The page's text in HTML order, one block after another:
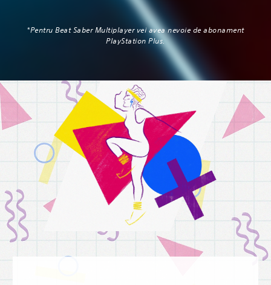
*Pentru Beat Saber Multiplayer vei avea nevoie de abonament
PlayStation Plus.